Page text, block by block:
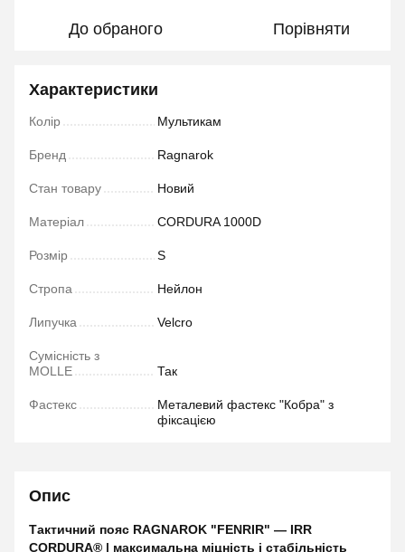
До обраного Порівняти
Характеристики
Колір Мультикам
Бренд Ragnarok
Стан товару Новий
Матеріал CORDURA 1000D
Розмір S
Стропа Нейлон
Липучка Velcro
Сумісність з
MOLLE
Так
Фастекс
Металевий фастекс "Кобра" з
фіксацією
Опис
Тактичний пояс RAGNAROK "FENRIR" — IRR
CORDURA® | максимальна міцність і стабільність